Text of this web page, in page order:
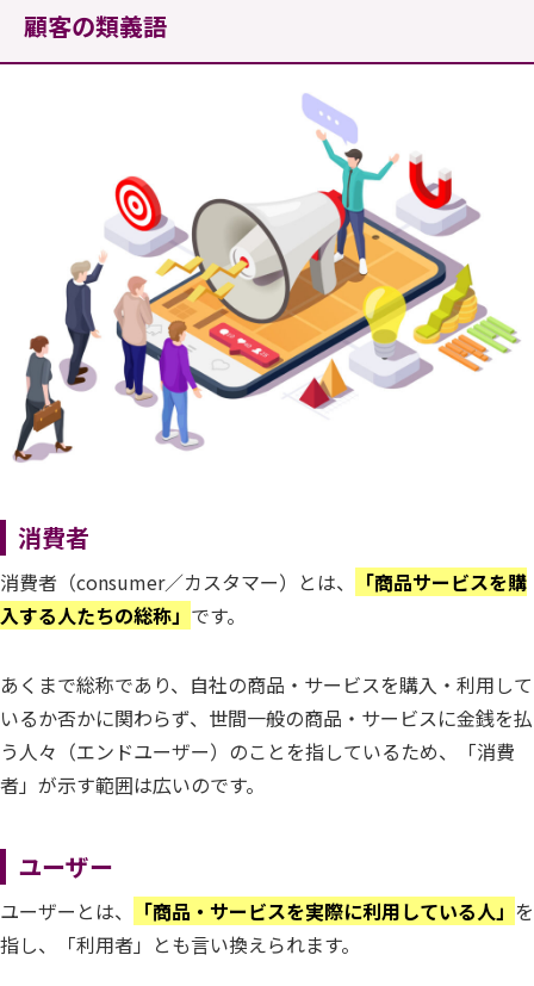
顧客の類義語
消費者
消費者（consumer／カスタマー）とは、
「商品サービスを購
入する人たちの総称」 です。
あくまで総称であり、自社の商品・サービスを購入・利用して
いるか否かに関わらず、世間一般の商品・サービスに金銭を払
う人々（エンドユーザー）のことを指しているため、「消費
者」が示す範囲は広いのです。
ユーザー
ユーザーとは、 「商品・サービスを実際に利用している人」 を
指し、「利用者」とも言い換えられます。